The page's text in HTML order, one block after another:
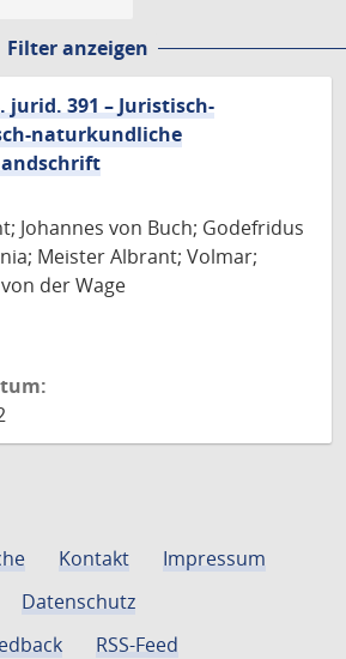
Filter anzeigen
jurid. 391 – Juristisch-
naturkundliche
Johannes von Buch; Godefridus
Meister Albrant; Volmar;
der Wage
Kontakt
Impressum
Datenschutz
RSS-Feed